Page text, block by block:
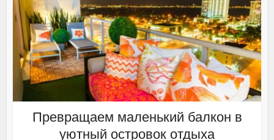
Превращаем маленький балкон в
уютный островок отдыха